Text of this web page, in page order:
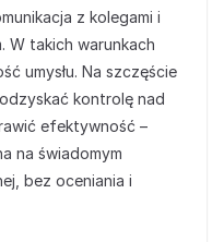
z kolegami i
W takich warunkach
umysłu. Na szczęście
kontrolę nad
efektywność –
na świadomym
bez oceniania i